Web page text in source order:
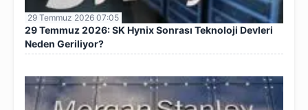
29 Temmuz 2026 07:05
29 Temmuz 2026: SK Hynix Sonrası Teknoloji Devleri
Neden Geriliyor?